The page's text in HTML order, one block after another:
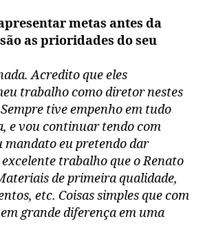
metas antes da
as prioridades do seu
Acredito que eles
trabalho como diretor nestes
tive empenho em tudo
e vou continuar tendo com
mandato eu pretendo dar
trabalho que o Renato
de primeira qualidade,
etc. Coisas simples que com
grande diferença em uma